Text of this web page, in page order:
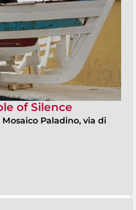
of Silence
Mosaico Paladino, via di